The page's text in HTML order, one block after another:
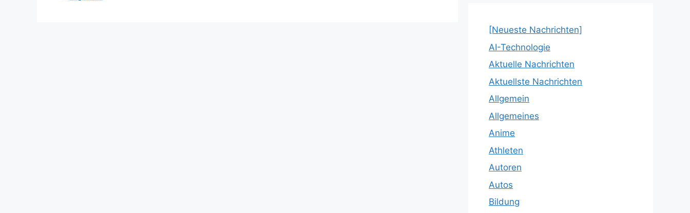
[Neueste Nachrichten]
AI-Technologie
Aktuelle Nachrichten
Aktuellste Nachrichten
Allgemein
Allgemeines
Anime
Athleten
Autoren
Autos
Bildung